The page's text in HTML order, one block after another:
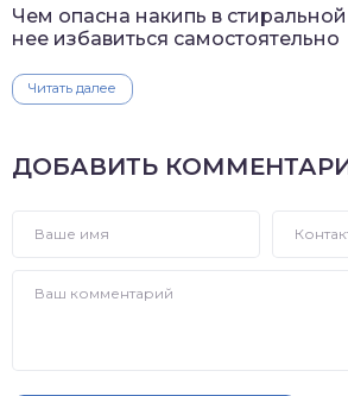
Чем опасна накипь в
нее избавиться самостоятельно
Читать далее
ДОБАВИТЬ